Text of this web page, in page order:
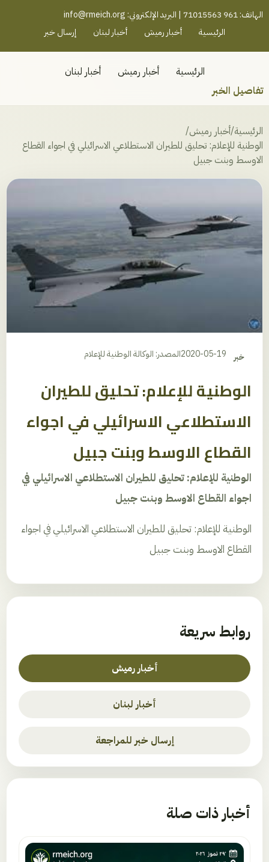
رميش جنوب - لبنان
الهاتف: 961 71015563 | البريد الإلكتروني:
info@rmeich.org
الرئيسية
أخبار رميش أخبار لبنان إرسال خبر
الرئيسية أخبار رميش
أخبار لبنان
تفاصيل الخبر
الرئيسية/أخبار رميش/
الوطنية للإعلام: تحليق للطيران الاستطلاعي الاسرائيلي في اجواء القطاع
الاوسط وبنت جبيل
خبر 2020-05-19المصدر: الوكالة الوطنية للإعلام
الوطنية للإعلام: تحليق للطيران
الاستطلاعي الاسرائيلي في اجواء
القطاع الاوسط وبنت جبيل
الوطنية للإعلام: تحليق للطيران الاستطلاعي الاسرائيلي في
اجواء القطاع الاوسط وبنت جبيل
الوطنية للإعلام: تحليق للطيران الاستطلاعي الاسرائيلي في اجواء
القطاع الاوسط وبنت جبيل
روابط سريعة
أخبار رميش
أخبار لبنان
إرسال خبر للمراجعة
أخبار ذات صلة